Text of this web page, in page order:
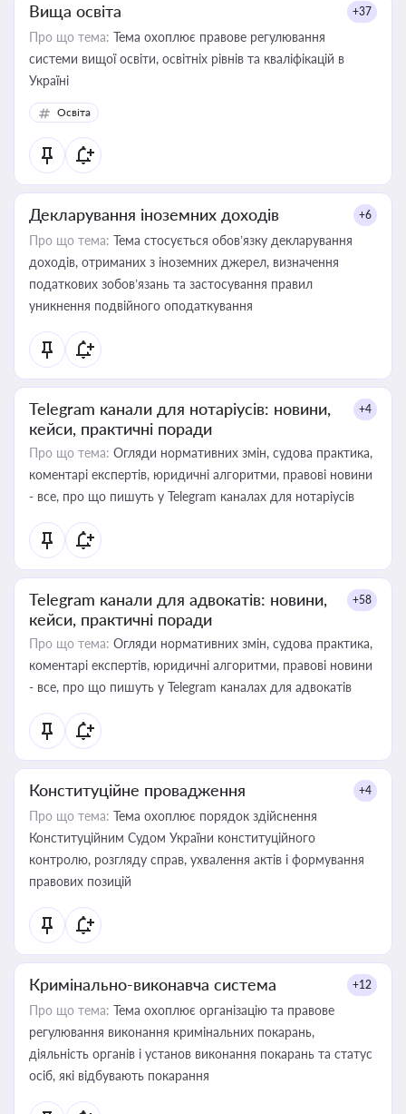
Вища освіта +37
Про що тема: Тема охоплює правове регулювання
системи вищої освіти, освітніх рівнів та кваліфікацій в
Україні
Освіта
Декларування іноземних доходів +6
Про що тема: Тема стосується обов’язку декларування
доходів, отриманих з іноземних джерел, визначення
податкових зобов’язань та застосування правил
уникнення подвійного оподаткування
Telegram канали для нотаріусів: новини,
кейси, практичні поради
+4
Про що тема: Огляди нормативних змін, судова практика,
коментарі експертів, юридичні алгоритми, правові новини
- все, про що пишуть у Telegram каналах для нотаріусів
Telegram канали для адвокатів: новини,
кейси, практичні поради
+58
Про що тема: Огляди нормативних змін, судова практика,
коментарі експертів, юридичні алгоритми, правові новини
- все, про що пишуть у Telegram каналах для адвокатів
Конституційне провадження +4
Про що тема: Тема охоплює порядок здійснення
Конституційним Судом України конституційного
контролю, розгляду справ, ухвалення актів і формування
правових позицій
Кримінально-виконавча система +12
Про що тема: Тема охоплює організацію та правове
регулювання виконання кримінальних покарань,
діяльність органів і установ виконання покарань та статус
осіб, які відбувають покарання